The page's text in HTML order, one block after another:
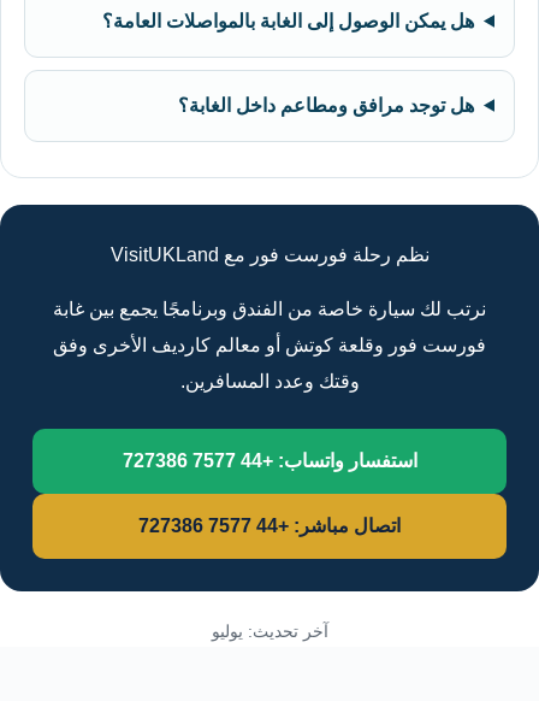
هل يمكن الوصول إلى الغابة بالمواصلات العامة؟
هل توجد مرافق ومطاعم داخل الغابة؟
نظم رحلة فورست فور مع VisitUKLand
نرتب لك سيارة خاصة من الفندق وبرنامجًا يجمع بين غابة
فورست فور وقلعة كوتش أو معالم كارديف الأخرى وفق
وقتك وعدد المسافرين.
استفسار واتساب: +44 7577 727386
اتصال مباشر: +44 7577 727386
آخر تحديث: يوليو